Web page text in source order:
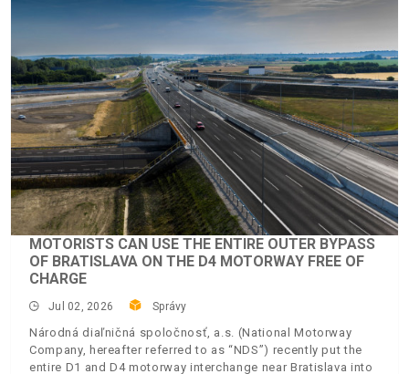
MOTORISTS CAN USE THE ENTIRE OUTER BYPASS
OF BRATISLAVA ON THE D4 MOTORWAY FREE OF
CHARGE
Jul 02, 2026 Správy
Národná diaľničná spoločnosť, a.s. (National Motorway
Company, hereafter referred to as “NDS”) recently put the
entire D1 and D4 motorway interchange near Bratislava into